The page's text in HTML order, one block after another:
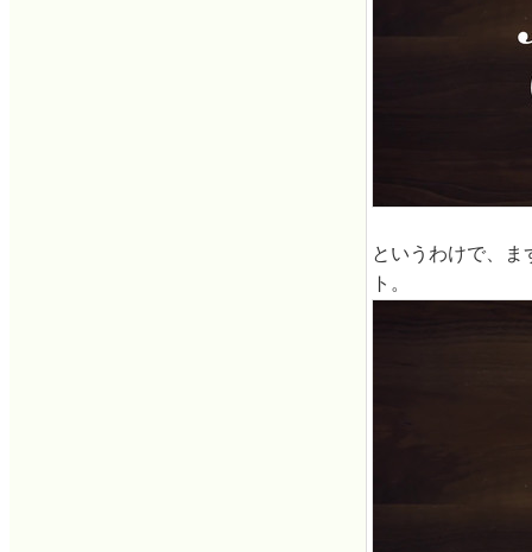
というわけで、
ト。